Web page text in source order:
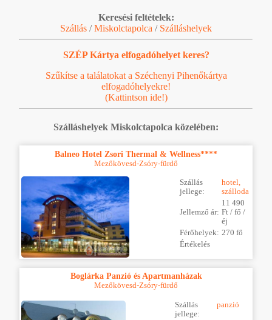
Keresési feltételek:
Szállás /Miskolctapolca / Szálláshelyek
SZÉP Kártya elfogadóhelyet keres?
Szűkítse a találatokat a Széchenyi Pihenőkártya
elfogadóhelyekre!
(Kattintson ide!)
Szálláshelyek Miskolctapolca közelében:
Balneo Hotel Zsori Thermal & Wellness****
Mezőkövesd-Zsóry-fürdő
Szállás
jellege:
hotel,
szálloda
Jellemző ár:
11 490
Ft / fő /
éj
Férőhelyek: 270 fő
Értékelés
Boglárka Panzió és Apartmanházak
Mezőkövesd-Zsóry-fürdő
Szállás
jellege:
panzió